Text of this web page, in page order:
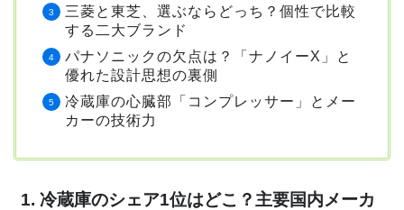
三菱と東芝、選ぶならどっち？個性で比較
する二大ブランド
パナソニックの欠点は？「ナノイーX」と
優れた設計思想の裏側
冷蔵庫の心臓部「コンプレッサー」とメー
カーの技術力
1. 冷蔵庫のシェア1位はどこ？主要国内メーカ